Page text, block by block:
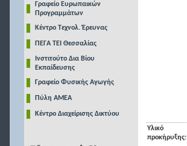
Γραφείο Ευρωπαικών
Προγραμμάτων
Κέντρο Τεχνολ. Έρευνας
ΠΕΓΑ ΤΕΙ Θεσσαλίας
Ινστιτούτο Δια Βίου
Εκπαίδευσης
Γραφείο Φυσικής Αγωγής
Πύλη ΑΜΕΑ
Κέντρο Διαχείρισης Δικτύου
Υλικό
προκήρυξης: